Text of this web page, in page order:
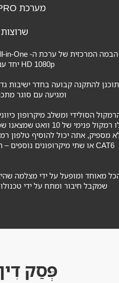
מערכת AVer VC520 PRO אידיאלי עבור חברות קטנות ובינוניות
HD 1080p יחד עם זום אופטי 18X מרשים וצמצם מרבי f1.8 ידידותי לתאורה חלשה.
ומגיעה עם סוגר
לו רמקול פנימי
מספיק, אתה יכול להוסיף טלפון
פְּסַק דִין